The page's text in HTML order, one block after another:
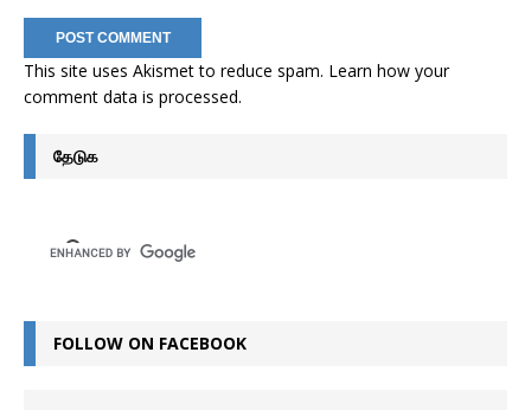
This site uses Akismet to reduce spam. Learn how your
comment data is processed.
தேடுக
FOLLOW ON FACEBOOK